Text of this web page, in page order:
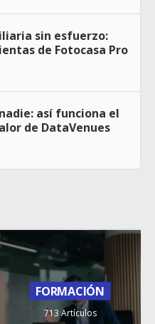
sin esfuerzo:
de Fotocasa Pro
así funciona el
de DataVenues
FORMACIÓN
713 Artículos